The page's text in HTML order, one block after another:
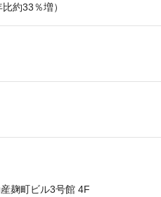
約33％増）
麹町ビル3号館 4F